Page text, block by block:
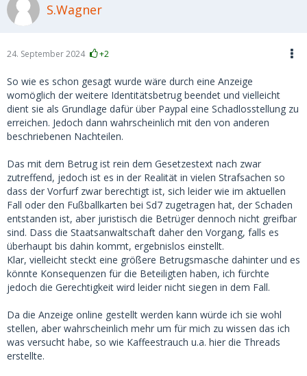
S.Wagner
24. September 2024 +2
So wie es schon gesagt wurde wäre durch eine Anzeige
womöglich der weitere Identitätsbetrug beendet und vielleicht
dient sie als Grundlage dafür über Paypal eine Schadlosstellung zu
erreichen. Jedoch dann wahrscheinlich mit den von anderen
beschriebenen Nachteilen.
Das mit dem Betrug ist rein dem Gesetzestext nach zwar
zutreffend, jedoch ist es in der Realität in vielen Strafsachen so
dass der Vorfurf zwar berechtigt ist, sich leider wie im aktuellen
Fall oder den Fußballkarten bei Sd7 zugetragen hat, der Schaden
entstanden ist, aber juristisch die Betrüger dennoch nicht greifbar
sind. Dass die Staatsanwaltschaft daher den Vorgang, falls es
überhaupt bis dahin kommt, ergebnislos einstellt.
Klar, vielleicht steckt eine größere Betrugsmasche dahinter und es
könnte Konsequenzen für die Beteiligten haben, ich fürchte
jedoch die Gerechtigkeit wird leider nicht siegen in dem Fall.
Da die Anzeige online gestellt werden kann würde ich sie wohl
stellen, aber wahrscheinlich mehr um für mich zu wissen das ich
was versucht habe, so wie Kaffeestrauch u.a. hier die Threads
erstellte.